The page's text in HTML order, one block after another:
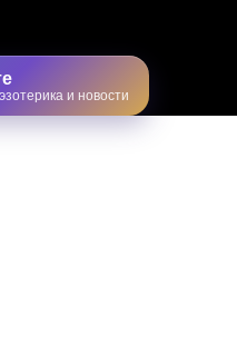
и новости